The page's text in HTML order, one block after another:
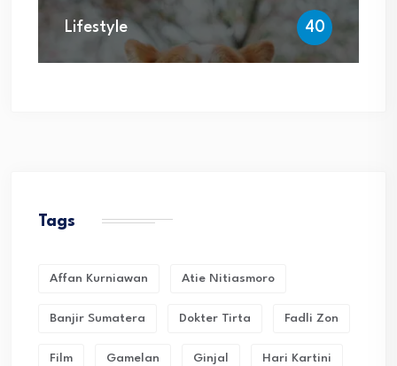
Lifestyle 40
Tags
Affan Kurniawan Atie Nitiasmoro
Banjir Sumatera Dokter Tirta Fadli Zon
Film Gamelan Ginjal Hari Kartini